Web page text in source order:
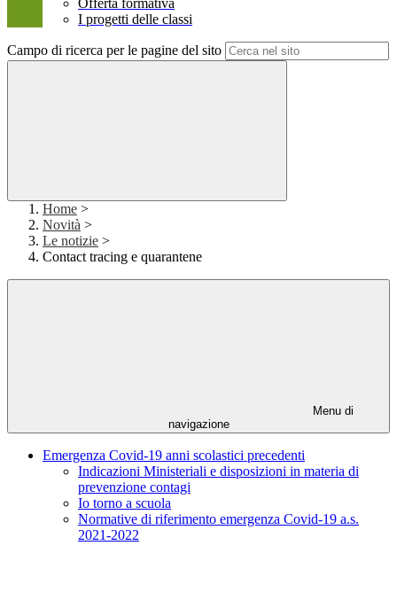
Offerta formativa
I progetti delle classi
Campo di ricerca per le pagine del sito
Home >
Novità >
Le notizie >
Contact tracing e quarantene
Menu di
navigazione
Emergenza Covid-19 anni scolastici precedenti
Indicazioni Ministeriali e disposizioni in materia di
prevenzione contagi
Io torno a scuola
Normative di riferimento emergenza Covid-19 a.s.
2021-2022